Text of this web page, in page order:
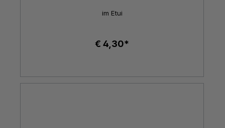
im Etui
€ 4,30*